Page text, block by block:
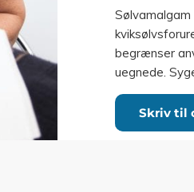
begrænser
uegnede.
Skriv til